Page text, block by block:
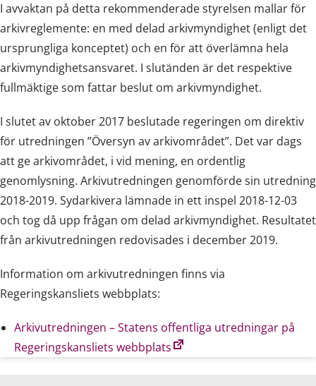
I avvaktan på detta rekommenderade styrelsen mallar för
arkivreglemente: en med delad arkivmyndighet (enligt det
ursprungliga konceptet) och en för att överlämna hela
arkivmyndighetsansvaret. I slutänden är det respektive
fullmäktige som fattar beslut om arkivmyndighet.
I slutet av oktober 2017 beslutade regeringen om direktiv
för utredningen ”Översyn av arkivområdet”. Det var dags
att ge arkivområdet, i vid mening, en ordentlig
genomlysning. Arkivutredningen genomförde sin utredning
2018-2019. Sydarkivera lämnade in ett inspel 2018-12-03
och tog då upp frågan om delad arkivmyndighet. Resultatet
från arkivutredningen redovisades i december 2019.
Information om arkivutredningen finns via
Regeringskansliets webbplats:
Arkivutredningen – Statens offentliga utredningar på
Regeringskansliets webbplats